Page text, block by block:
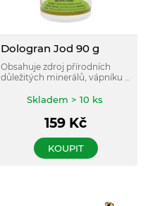
Dologran Jod 90 g
Obsahuje zdroj přírodních
důležitých minerálů, vápníku a
2:1, obohacený jodem.
Skladem > 10 ks
159 Kč
KOUPIT